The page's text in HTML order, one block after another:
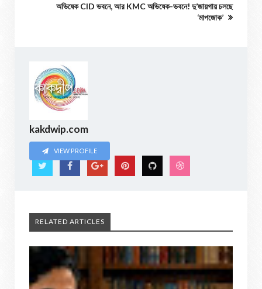
অভিষেক CID ভবনে, আর KMC অভিষেক-ভবনে! দু’জায়গায় চলছে
‘মাপজোক’
kakdwip.com
VIEW PROFILE
RELATED ARTICLES